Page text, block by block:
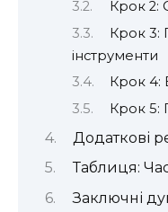
Крок 2:
Крок 3:
інструменти
Крок 4:
Крок 5:
Додаткові
Таблиця:
Заключні